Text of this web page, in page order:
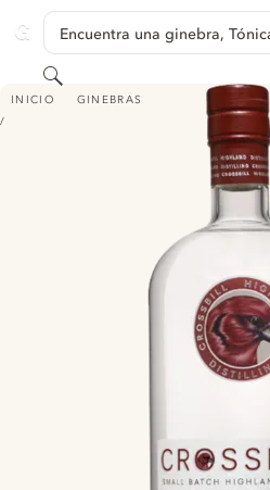
GINVENTORY
Encuentra una ginebra, Tónica, …
Buscar
INICIO GINEBRAS
CROSSBILL GIN